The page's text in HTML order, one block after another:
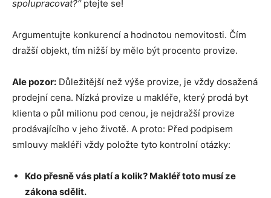
spolupracovat?“ptejte se!
Argumentujte konkurencí a hodnotou nemovitosti. Čím
dražší objekt, tím nižší by mělo být procento provize.
Ale pozor: Důležitější než výše provize, je vždy dosažená
prodejní cena. Nízká provize u makléře, který prodá byt
klienta o půl milionu pod cenou, je nejdražší provize
prodávajícího v jeho životě. A proto: Před podpisem
smlouvy makléři vždy položte tyto kontrolní otázky:
Kdo přesně vás platí a kolik? Makléř toto musí ze
zákona sdělit.